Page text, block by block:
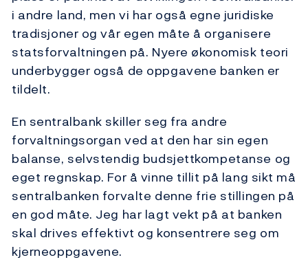
i andre land, men vi har også egne juridiske
tradisjoner og vår egen måte å organisere
statsforvaltningen på. Nyere økonomisk teori
underbygger også de oppgavene banken er
tildelt.
En sentralbank skiller seg fra andre
forvaltningsorgan ved at den har sin egen
balanse, selvstendig budsjettkompetanse og
eget regnskap. For å vinne tillit på lang sikt må
sentralbanken forvalte denne frie stillingen på
en god måte. Jeg har lagt vekt på at banken
skal drives effektivt og konsentrere seg om
kjerneoppgavene.